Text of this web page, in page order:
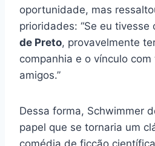
oportunidade, mas
prioridades: “Se eu tivesse
de Preto, provavelmente
companhia e o vínculo
amigos.”
Dessa forma, Schwimmer
papel que se tornaria um
comédia de ficção